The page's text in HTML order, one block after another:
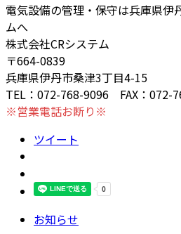
電気設備の管理・保守は兵庫県伊
ムへ
株式会社CRシステム
〒664-0839
兵庫県伊丹市桑津3丁目4-15
TEL：072-768-9096 FAX：072-
※営業電話お断り※
ツイート
お知らせ